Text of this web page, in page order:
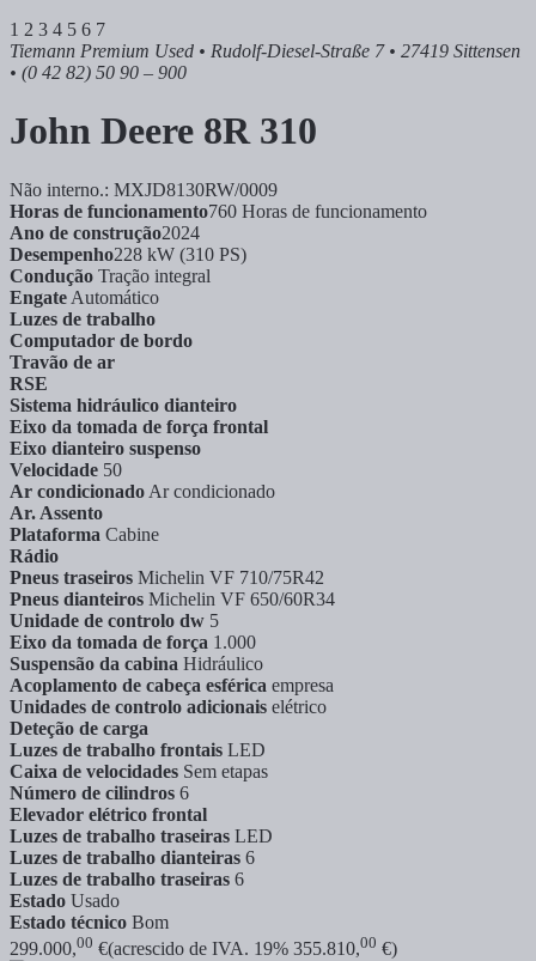
1 2 3 4 5 6 7
Tiemann Premium Used • Rudolf-Diesel-Straße 7 • 27419 Sittensen
• (0 42 82) 50 90 – 900
John Deere 8R 310
Não interno.: MXJD8130RW/0009
Horas de funcionamento760 Horas de funcionamento
Ano de construção2024
Desempenho228 kW (310 PS)
Condução Tração integral
Engate Automático
Luzes de trabalho
Computador de bordo
Travão de ar
RSE
Sistema hidráulico dianteiro
Eixo da tomada de força frontal
Eixo dianteiro suspenso
Velocidade 50
Ar condicionado Ar condicionado
Ar. Assento
Plataforma Cabine
Rádio
Pneus traseiros Michelin VF 710/75R42
Pneus dianteiros Michelin VF 650/60R34
Unidade de controlo dw 5
Eixo da tomada de força 1.000
Suspensão da cabina Hidráulico
Acoplamento de cabeça esférica empresa
Unidades de controlo adicionais elétrico
Deteção de carga
Luzes de trabalho frontais LED
Caixa de velocidades Sem etapas
Número de cilindros 6
Elevador elétrico frontal
Luzes de trabalho traseiras LED
Luzes de trabalho dianteiras 6
Luzes de trabalho traseiras 6
Estado Usado
Estado técnico Bom
299.000,00 €(acrescido de IVA. 19% 355.810,00 €)